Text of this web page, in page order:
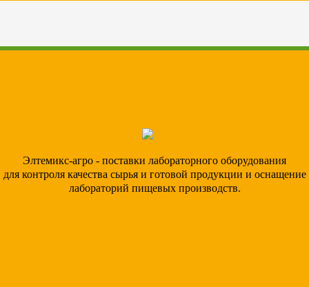
Элтемикс-агро - поставки лабораторного оборудования
для контроля качества сырья и готовой продукции и оснащение
лабораторий пищевых производств.